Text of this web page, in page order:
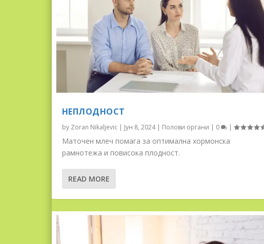
НЕПЛОДНОСТ
by Zoran Nikaljevic| Јун 8, 2024| Полови органи | 0 |
Маточен млеч помага за оптимална хормонска
рамнотежа и повисока плодност.
READ MORE